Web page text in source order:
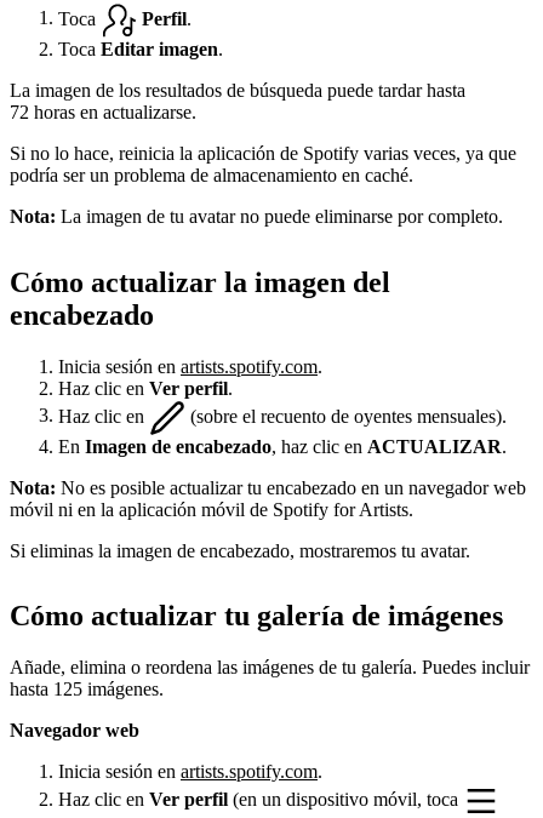
Toca Perfil
Toca Editar imagen.
La imagen de los resultados de búsqueda puede tardar hasta
72 horas en actualizarse.
Si no lo hace, reinicia la aplicación de Spotify varias veces, ya que
podría ser un problema de almacenamiento en caché.
Nota: La imagen de tu avatar no puede eliminarse por completo.
Cómo actualizar la imagen del
encabezado
Inicia sesión en artists.spotify.com.
Haz clic en Ver perfil.
Haz clic en
(sobre el recuento de oyentes mensuales).
En Imagen de encabezado, haz clic en ACTUALIZAR.
Nota: No es posible actualizar tu encabezado en un navegador web
móvil ni en la aplicación móvil de Spotify for Artists.
Si eliminas la imagen de encabezado, mostraremos tu avatar.
Cómo actualizar tu galería de imágenes
Añade, elimina o reordena las imágenes de tu galería. Puedes incluir
hasta 125 imágenes.
Navegador web
Inicia sesión en artists.spotify.com.
Haz clic en Ver perfil (en un dispositivo móvil, toca